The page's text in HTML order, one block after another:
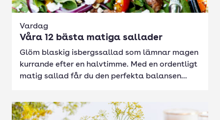
Vardag
Våra 12 bästa matiga sallader
Glöm blaskig isbergssallad som lämnar magen
kurrande efter en halvtimme. Med en ordentligt
matig sallad får du den perfekta balansen...